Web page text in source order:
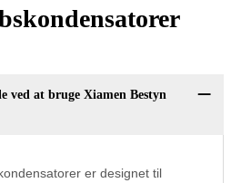
ved at bruge Xiamen Bestyn
er designet til